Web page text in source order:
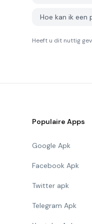
Hoe kan ik een
Heeft u dit nuttig
Populaire Apps
Google Apk
Facebook Apk
Twitter apk
Telegram Apk